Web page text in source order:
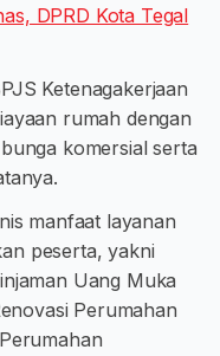
DPRD Kota Tegal
Ketenagakerjaan
rumah dengan
komersial serta
manfaat layanan
peserta, yakni
Uang Muka
Perumahan